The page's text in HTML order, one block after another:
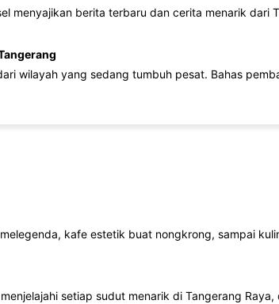
menyajikan berita terbaru dan cerita menarik dari
wilayah yang sedang tumbuh pesat. Bahas
kafe estetik buat nongkrong, sampai
setiap sudut menarik di Tangerang